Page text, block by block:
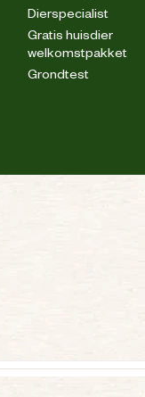
Dierspecialist
Gratis huisdier
welkomstpakket
Grondtest